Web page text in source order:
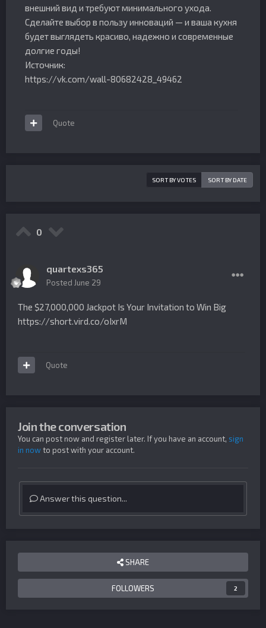
внешний вид и требуют минимального ухода.
Сделайте выбор в пользу инноваций — и ваша кухня
будет выглядеть красиво, надежно и современные
долгие годы!
Источник:
https://vk.com/wall-80682428_49462
Quote
SORT BY VOTES SORT BY DATE
0
quartexs365
Posted June 29
The $27,000,000 Jackpot Is Your Invitation to Win Big
https://short.vird.co/oIxrM
Quote
Join the conversation
You can post now and register later. If you have an account, sign
in nowto post with your account.
Answer this question...
SHARE
FOLLOWERS 2